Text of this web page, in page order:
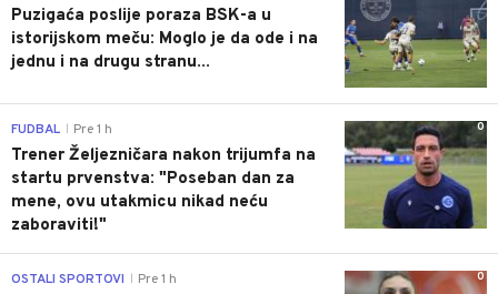
Puzigaća poslije poraza BSK-a u
istorijskom meču: Moglo je da ode i na
jednu i na drugu stranu...
0
FUDBAL Pre 1 h
Trener Željezničara nakon trijumfa na
startu prvenstva: "Poseban dan za
mene, ovu utakmicu nikad neću
zaboraviti!"
0
OSTALI SPORTOVI Pre 1 h